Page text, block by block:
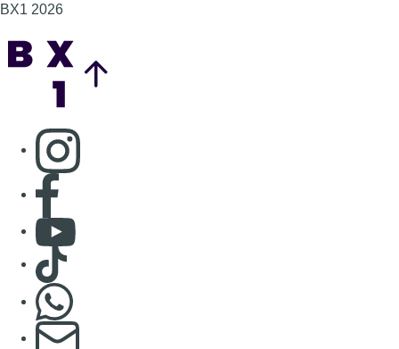
BX1 2026
Consulter page Instagram
Consulter page Facebook
Consulter Youtube
Consulter TikTok
S'abonner à notre newsletter